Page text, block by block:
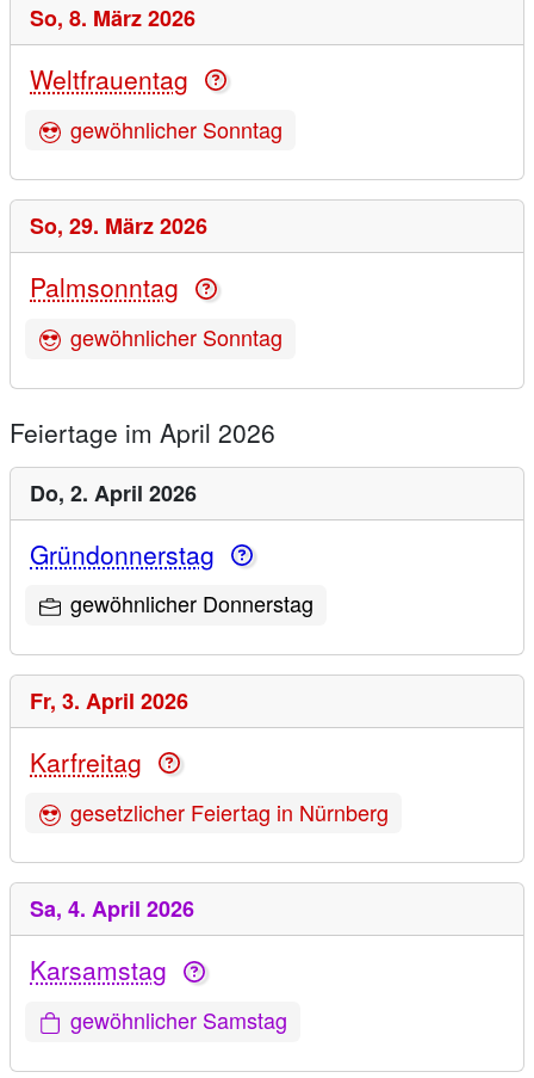
So, 8. März 2026
Weltfrauentag
gewöhnlicher Sonntag
So, 29. März 2026
Palmsonntag
gewöhnlicher Sonntag
Feiertage im April 2026
Do, 2. April 2026
Gründonnerstag
gewöhnlicher Donnerstag
Fr, 3. April 2026
Karfreitag
gesetzlicher Feiertag in Nürnberg
Sa, 4. April 2026
Karsamstag
gewöhnlicher Samstag